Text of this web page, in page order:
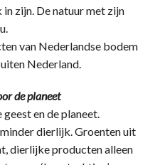
zijn. De natuur met zijn
van Nederlandse bodem
Nederland.
de planeet
en de planeet.
dierlijk. Groenten uit
dierlijke producten alleen